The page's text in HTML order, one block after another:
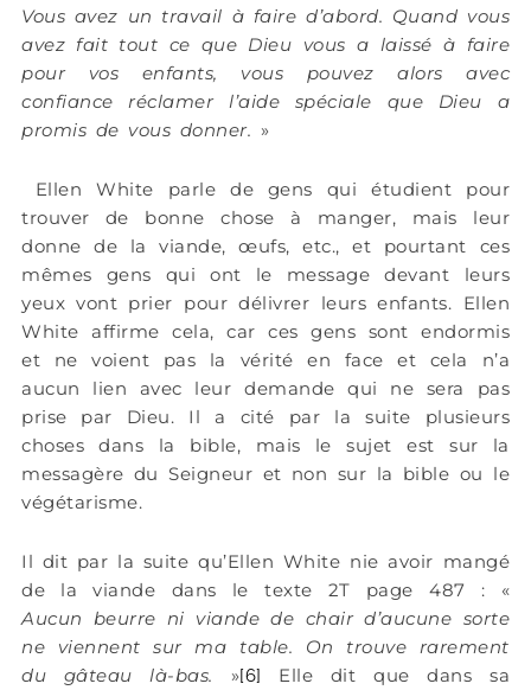
Vous avez un travail à faire d’abord. Quand vous
avez fait tout ce que Dieu vous a laissé à faire
pour vos enfants, vous pouvez alors avec
confiance réclamer l’aide spéciale que Dieu a
promis de vous donner. »
Ellen White parle de gens qui étudient pour
trouver de bonne chose à manger, mais leur
donne de la viande, œufs, etc., et pourtant ces
mêmes gens qui ont le message devant leurs
yeux vont prier pour délivrer leurs enfants. Ellen
White affirme cela, car ces gens sont endormis
et ne voient pas la vérité en face et cela n’a
aucun lien avec leur demande qui ne sera pas
prise par Dieu. Il a cité par la suite plusieurs
choses dans la bible, mais le sujet est sur la
messagère du Seigneur et non sur la bible ou le
végétarisme.
Il dit par la suite qu’Ellen White nie avoir mangé
de la viande dans le texte 2T page 487 : «
Aucun beurre ni viande de chair d’aucune sorte
ne viennent sur ma table. On trouve rarement
du gâteau là-bas. »[6]
Elle dit que dans sa